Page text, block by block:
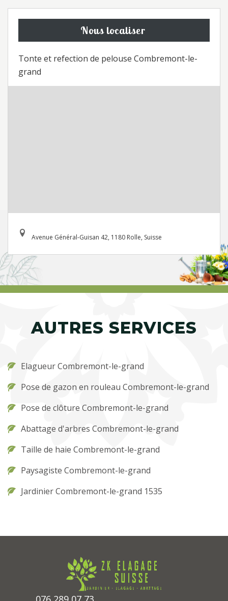
Nous localiser
Tonte et refection de pelouse Combremont-le-
grand
Avenue Général-Guisan 42, 1180 Rolle, Suisse
AUTRES SERVICES
Elagueur Combremont-le-grand
Pose de gazon en rouleau Combremont-le-grand
Pose de clôture Combremont-le-grand
Abattage d'arbres Combremont-le-grand
Taille de haie Combremont-le-grand
Paysagiste Combremont-le-grand
Jardinier Combremont-le-grand 1535